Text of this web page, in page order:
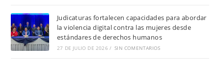
Judicaturas fortalecen capacidades para abordar
la violencia digital contra las mujeres desde
estándares de derechos humanos
27 DE JULIO DE 2026 / SIN COMENTARIOS